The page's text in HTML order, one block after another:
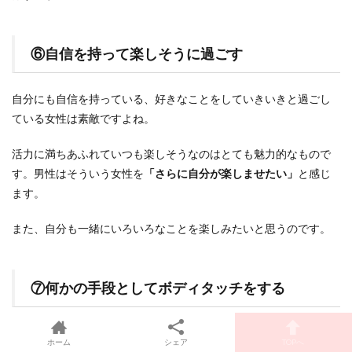
⑥自信を持って楽しそうに過ごす
自分にも自信を持っている、好きなことをしていきいきと過ごし
ている女性は素敵ですよね。
活力に満ちあふれていつも楽しそうなのはとても魅力的なもので
す。男性はそういう女性を 「さらに自分が楽しませたい」 と感じ
ます。
また、自分も一緒にいろいろなことを楽しみたいと思うのです。
⑦何かの手段としてボディタッチをする
ボディタッチをすることを「目的」にせず、何か別の目的のため
ホーム シェア